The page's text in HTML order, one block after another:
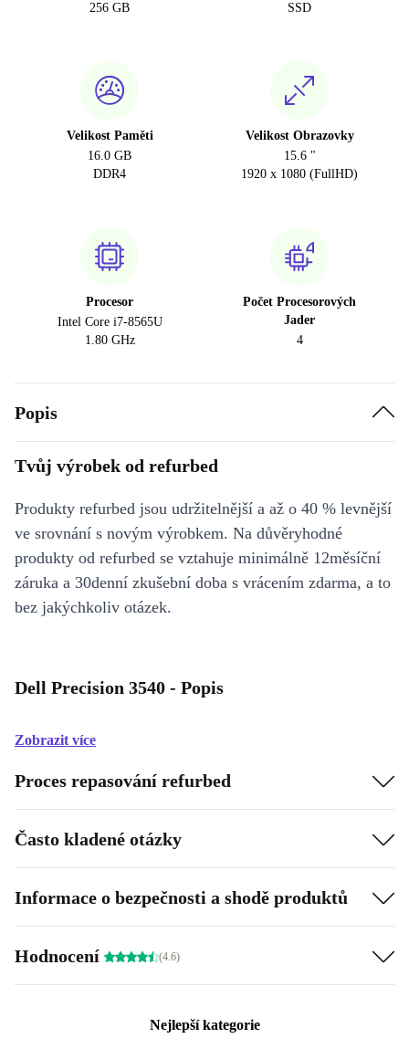
256 GB
SSD
Velikost Paměti
16.0 GB
DDR4
Velikost Obrazovky
15.6 "
1920 x 1080 (FullHD)
Procesor
Intel Core i7-8565U
1.80 GHz
Počet Procesorových
Jader
4
Popis
Tvůj výrobek od refurbed
Produkty refurbed jsou udržitelnější a až o 40 % levnější
ve srovnání s novým výrobkem. Na důvěryhodné
produkty od refurbed se vztahuje minimálně 12měsíční
záruka a 30denní zkušební doba s vrácením zdarma, a to
bez jakýchkoliv otázek.
Dell Precision 3540 - Popis
Zobrazit více
Proces repasování refurbed
Často kladené otázky
Informace o bezpečnosti a shodě produktů
Hodnocení (4.6)
Nejlepší kategorie